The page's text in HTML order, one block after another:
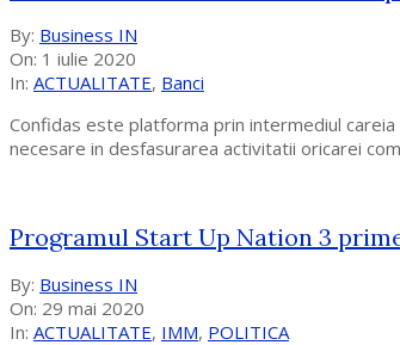
2020-
07-
01
By: Business IN
On: 1 iulie 2020
In: ACTUALITATE, Banci
Confidas este platforma prin intermediul
necesare in desfasurarea activitatii oricarei
Programul Start Up Nation 3
2020-
05-
29
By: Business IN
On: 29 mai 2020
In: ACTUALITATE, IMM, POLITICA